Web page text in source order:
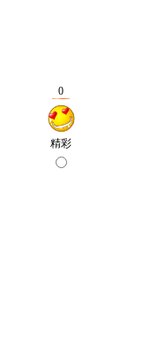
0
精彩